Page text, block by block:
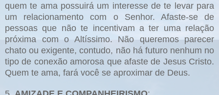
quem te ama possuirá um interesse de te levar para
um relacionamento com o Senhor. Afaste-se de
pessoas que não te incentivam a ter uma relação
próxima com o Altíssimo. Não queremos parecer
chato ou exigente, contudo, não há futuro nenhum no
tipo de conexão amorosa que afaste de Jesus Cristo.
Quem te ama, fará você se aproximar de Deus.